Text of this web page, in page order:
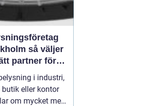
så väljer
partner för
i industri,
butik eller kontor
om mycket mer